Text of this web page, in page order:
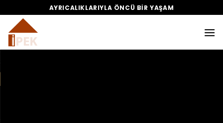
to
content
AYRICALIKLARIYLA ÖNCÜ BIR YAŞAM